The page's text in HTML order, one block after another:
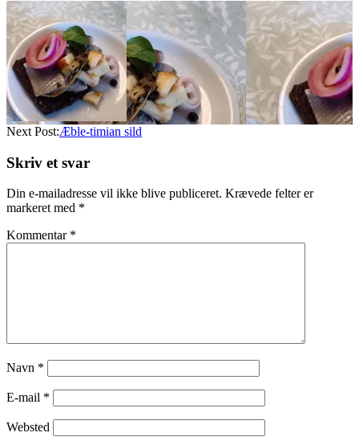
Next Post:Æble-timian sild
Skriv et svar
Din e-mailadresse vil ikke blive publiceret. Krævede felter er
markeret med *
Kommentar *
Navn *
E-mail *
Websted